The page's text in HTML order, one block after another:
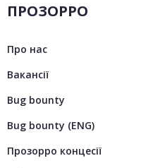
ПРОЗОРРО
Про нас
Вакансії
Bug bounty
Bug bounty (ENG)
Прозорро концесії